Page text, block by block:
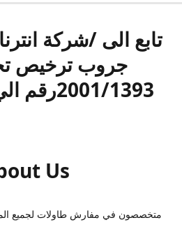
تابع الى /شركة
جروب ترخيص
2001/1393رقم الي 17439546
Us
متخصصون في مفارش طاولات لجميع